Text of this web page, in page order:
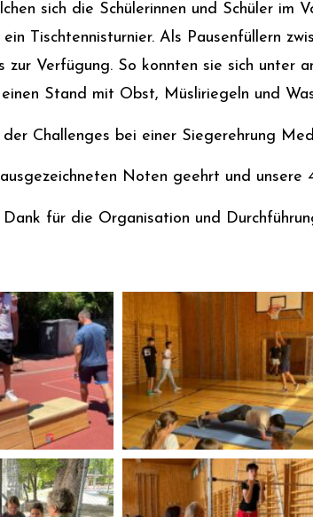
sich die Schülerinnen und Schüler im
Tischtennisturnier. Als Pausenfüllern
zur Verfügung. So konnten sie sich unter
Stand mit Obst, Müsliriegeln und
Challenges bei einer Siegerehrung
Noten geehrt und unsere
für die Organisation und